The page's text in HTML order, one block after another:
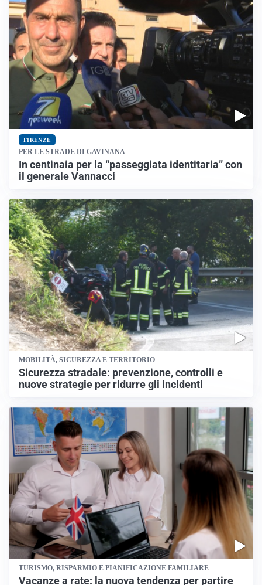
FIRENZE
PER LE STRADE DI GAVINANA
In centinaia per la “passeggiata identitaria” con
il generale Vannacci
MOBILITÀ, SICUREZZA E TERRITORIO
Sicurezza stradale: prevenzione, controlli e
nuove strategie per ridurre gli incidenti
TURISMO, RISPARMIO E PIANIFICAZIONE FAMILIARE
Vacanze a rate: la nuova tendenza per partire